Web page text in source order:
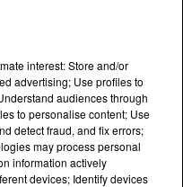
33 sec
interest: Store and/or
advertising; Use profiles to
audiences through
to personalise content; Use
detect fraud, and fix errors;
may process personal
information actively
devices; Identify devices